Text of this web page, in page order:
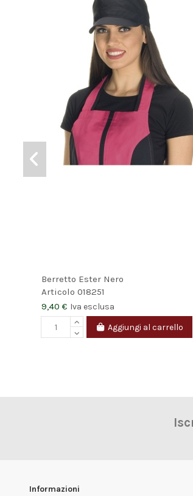
Berretto Ester Nero
Articolo 018251
9,40 € Iva esclusa
Aggiungi al carrello
Informazioni